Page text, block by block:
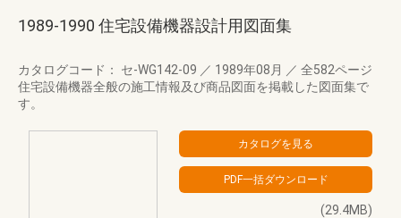
1989-1990 住宅設備機器設計用図面集
カタログコード： セ-WG142-09 ／ 1989年08月 ／ 全582ページ
住宅設備機器全般の施工情報及び商品図面を掲載した図面集で
す。
(29.4MB)